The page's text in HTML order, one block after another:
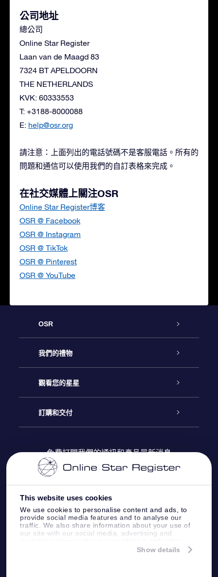
This website uses cookies
We use cookies to personalise content and ads, to
provide social media features and to analyse our
traffic. We also share information about your use of
our site with our social media, advertising and
information that you’ve provided to them or that
Show details
公司地址
總公司
Online Star Register
Laan van de Maagd 83
7324 BT APELDOORN
THE NETHERLANDS
KVK: 60333553
T: +3188-8000088
E: help@osr.org
請注意：上面列出的電話號碼不是客服電話。所有的
問題和通信可以使用我們的自訂表格來完成。
在社交媒體上關注OSR
Online Star Register博客
OSR @ Facebook
OSR @ Instagram
OSR @ TikTok
OSR @ Pinterest
OSR @ YouTube
OSR
客戶服務
聯繫我們
博客
評論
我們的禮物
Online Star禮物
OSR禮物包
OSR 禮物卡
公司禮品
觀看您的星星
星星注册
個性化的Star Page
One Million Stars
OSR Starsaver
訂購和交付
付款資訊
配送信息
退貨政策
免費訂閱我們的通訊和產品最新消息